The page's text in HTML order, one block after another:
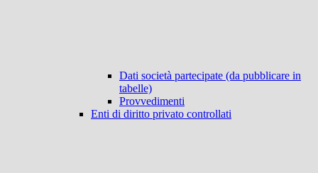
Dati società partecipate (da pubblicare in
tabelle)
Provvedimenti
Enti di diritto privato controllati